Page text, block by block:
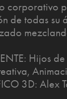
corporativo
de todas su
Hijos
3D: Alex